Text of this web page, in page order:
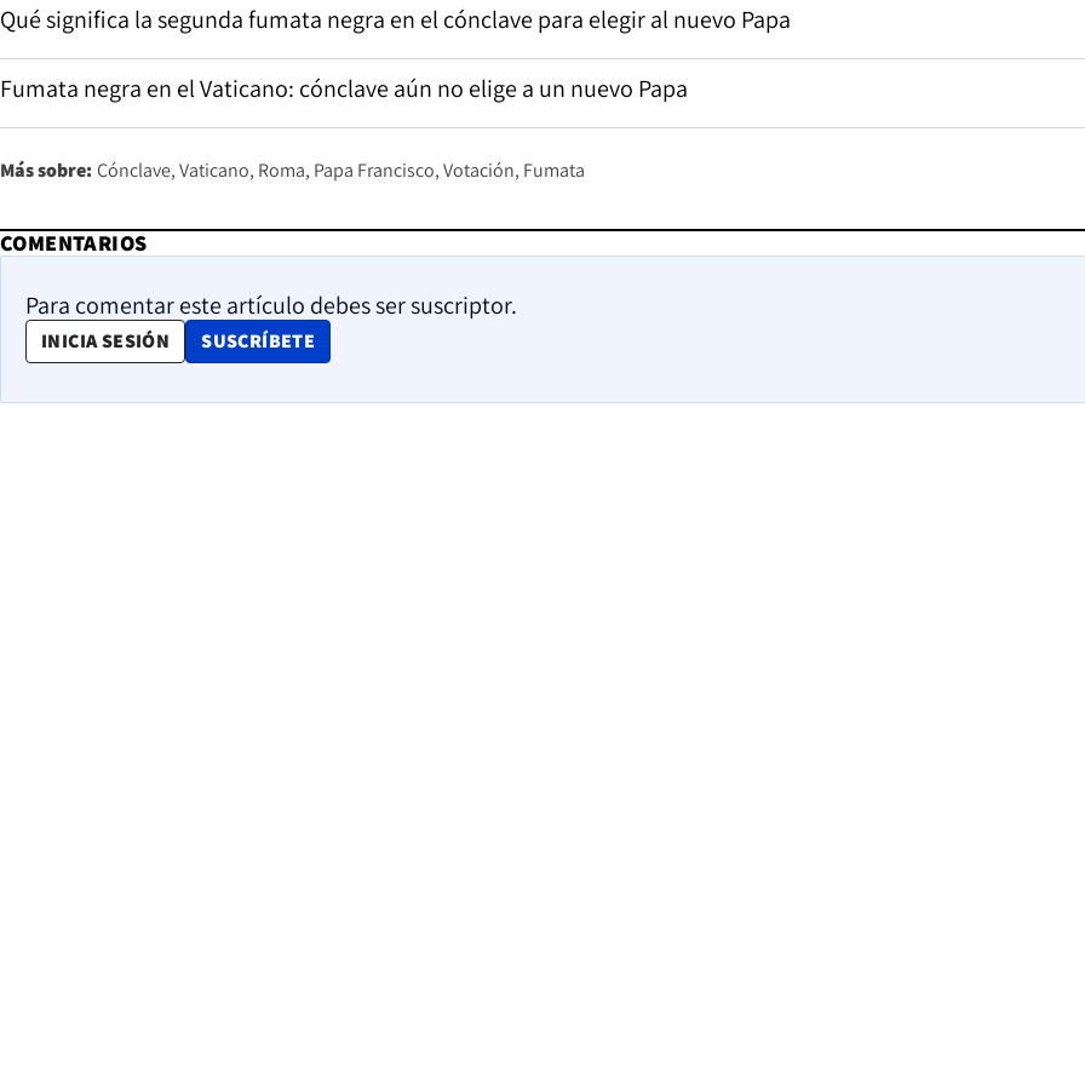
Qué significa la segunda fumata negra en el cónclave para elegir al nuevo Papa
Fumata negra en el Vaticano: cónclave aún no elige a un nuevo Papa
Más sobre: Cónclave Vaticano Roma Papa Francisco Votación Fumata
COMENTARIOS
Para comentar este artículo debes ser suscriptor.
INICIA SESIÓN SUSCRÍBETE
OPENS IN NEW WINDOW